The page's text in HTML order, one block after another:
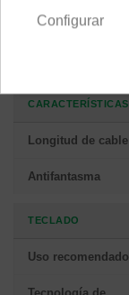
CARACTERÍSTICAS
Longitud de cable
Antifantasma
TECLADO
Uso recomendado
Configurar